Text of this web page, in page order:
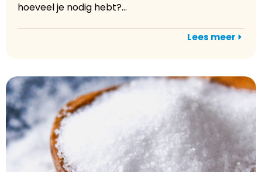
hoeveel je nodig hebt?...
Lees meer